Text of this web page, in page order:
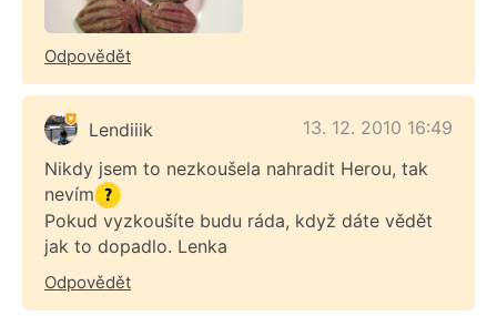
Odpovědět
Lendiiik
13. 12. 2010 16:49
Nikdy jsem to nezkoušela nahradit Herou, tak
nevím
Pokud vyzkoušíte budu ráda, když dáte vědět
jak to dopadlo. Lenka
Odpovědět